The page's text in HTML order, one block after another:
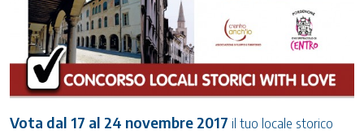
Vota dal 17 al 24 novembre 2017 il tuo locale storico